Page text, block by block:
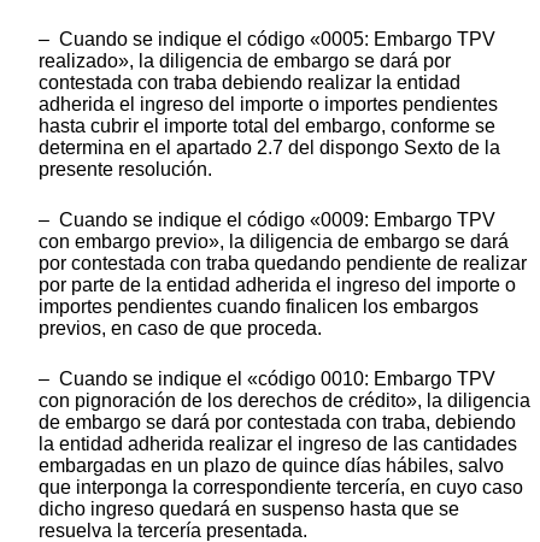
– Cuando se indique el código «0005: Embargo TPV
realizado», la diligencia de embargo se dará por
contestada con traba debiendo realizar la entidad
adherida el ingreso del importe o importes pendientes
hasta cubrir el importe total del embargo, conforme se
determina en el apartado 2.7 del dispongo Sexto de la
presente resolución.
– Cuando se indique el código «0009: Embargo TPV
con embargo previo», la diligencia de embargo se dará
por contestada con traba quedando pendiente de realizar
por parte de la entidad adherida el ingreso del importe o
importes pendientes cuando finalicen los embargos
previos, en caso de que proceda.
– Cuando se indique el «código 0010: Embargo TPV
con pignoración de los derechos de crédito», la diligencia
de embargo se dará por contestada con traba, debiendo
la entidad adherida realizar el ingreso de las cantidades
embargadas en un plazo de quince días hábiles, salvo
que interponga la correspondiente tercería, en cuyo caso
dicho ingreso quedará en suspenso hasta que se
resuelva la tercería presentada.